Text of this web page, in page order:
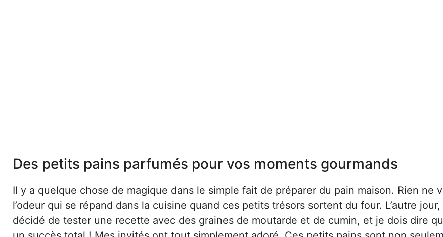
Des petits pains parfumés pour vos moments gourmands
Il y a quelque chose de magique dans le simple fait de préparer du pain maison. Rien ne
l’odeur qui se répand dans la cuisine quand ces petits trésors sortent du four. L’autre jour,
décidé de tester une recette avec des graines de moutarde et de cumin, et je dois dire